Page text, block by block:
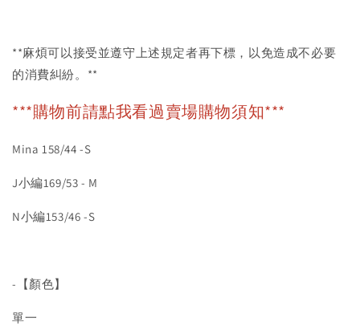
**麻煩可以接受並遵守上述規定者再下標，以免造成不必要
的消費糾紛。**
***購物前請點我看過賣場購物須知***
Mina 158/44 -S
J小編169/53 - M
N小編153/46 -S
-【顏色】
單一